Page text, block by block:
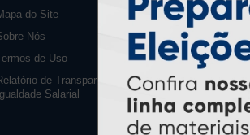
do Site
Nós
de Uso
de Transparência e
Igualdade Salarial